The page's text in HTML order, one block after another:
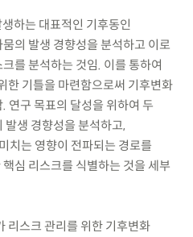
하는 대표적인 기후동인
의 발생 경향성을 분석하고 이로
를 분석하는 것임. 이를 통하여
한 기틀을 마련함으로써 기후변화
연구 목표의 달성을 위하여 두
발생 경향성을 분석하고,
치는 영향이 전파되는 경로를
심 리스크를 식별하는 것을 세부
리스크 관리를 위한 기후변화